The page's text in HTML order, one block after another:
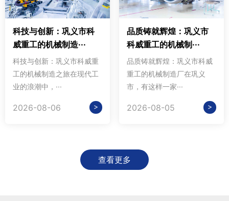
科技与创新：巩义市科
威重工的机械制造···
科技与创新：巩义市科威重
工的机械制造之旅在现代工
业的浪潮中，···
2026-08-06 >
品质铸就辉煌：巩义市
科威重工的机械制···
品质铸就辉煌：巩义市科威
重工的机械制造厂在巩义
市，有这样一家···
2026-08-05 >
查看更多